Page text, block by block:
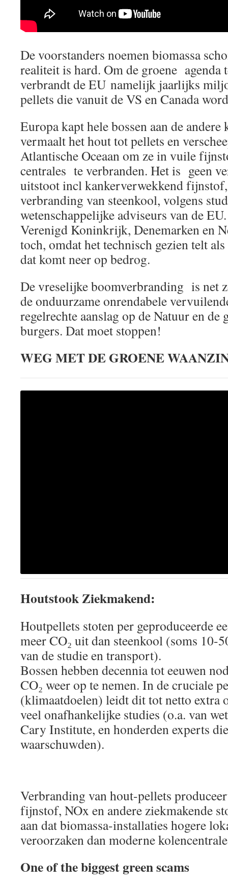
De voorstanders noemen biomassa
realiteit is hard. Om de groene agenda
verbrandt de EU namelijk jaarlijks
pellets die vanuit de VS en Canada
Europa kapt hele bossen aan de andere
vermaalt het hout tot pellets en
Atlantische Oceaan om ze in vuile
centrales te verbranden. Het is geen
uitstoot incl kankerverwekkend
verbranding van steenkool, volgens
wetenschappelijke adviseurs van de
Verenigd Koninkrijk, Denemarken en
toch, omdat het technisch gezien telt
dat komt neer op bedrog.
De vreselijke boomverbranding is net
de onduurzame onrendabele
regelrechte aanslag op de Natuur en de
burgers. Dat moet stoppen!
WEG MET DE GROENE
Houtstook Ziekmakend:
Houtpellets stoten per geproduceerde
meer CO₂ uit dan steenkool (soms 10-
van de studie en transport).
Bossen hebben decennia tot eeuwen
CO₂ weer op te nemen. In de cruciale
(klimaatdoelen) leidt dit tot netto extra
veel onafhankelijke studies (o.a. van
Cary Institute, en honderden experts
waarschuwden).
Verbranding van hout-pellets
fijnstof, NOx en andere ziekmakende
aan dat biomassa-installaties hogere
veroorzaken dan moderne
One of the biggest green scams